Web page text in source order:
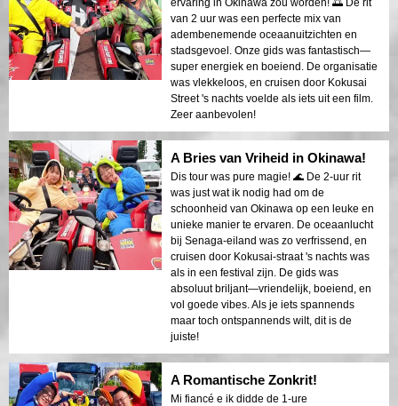
van 2 uur was een perfecte mix van
adembenemende oceaanuitzichten en
stadsgevoel. Onze gids was fantastisch—
super energiek en boeiend. De organisatie
was vlekkeloos, en cruisen door Kokusai
Street 's nachts voelde als iets uit een film.
Zeer aanbevolen!
A Bries van Vriheid in Okinawa!
Dis tour was pure magie! 🌊 De 2-uur rit
was just wat ik nodig had om de
schoonheid van Okinawa op een leuke en
unieke manier te ervaren. De oceaanlucht
bij Senaga-eiland was zo verfrissend, en
cruisen door Kokusai-straat 's nachts was
als in een festival zijn. De gids was
absoluut briljant—vriendelijk, boeiend, en
vol goede vibes. Als je iets spannends
maar toch ontspannends wilt, dit is de
juiste!
A Romantische Zonkrit!
Mi fiancé e ik didde de 1-ure